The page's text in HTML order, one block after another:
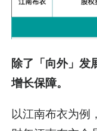
除了「向外」发
增长保障。
以江南布衣为例